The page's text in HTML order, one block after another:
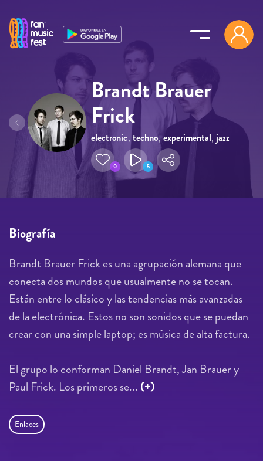
Brandt Brauer
Frick
electronic, techno, experimental, jazz
,instrumental
0 5
Biografía
Brandt Brauer Frick es una agrupación alemana que
conecta dos mundos que usualmente no se tocan.
Están entre lo clásico y las tendencias más avanzadas
de la electrónica. Estos no son sonidos que se puedan
crear con una simple laptop; es música de alta factura.
El grupo lo conforman Daniel Brandt, Jan Brauer y
Paul Frick. Los primeros se... (+)
Enlaces